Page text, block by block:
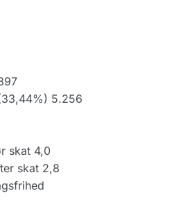
5.256
skat 4,0
skat 2,8